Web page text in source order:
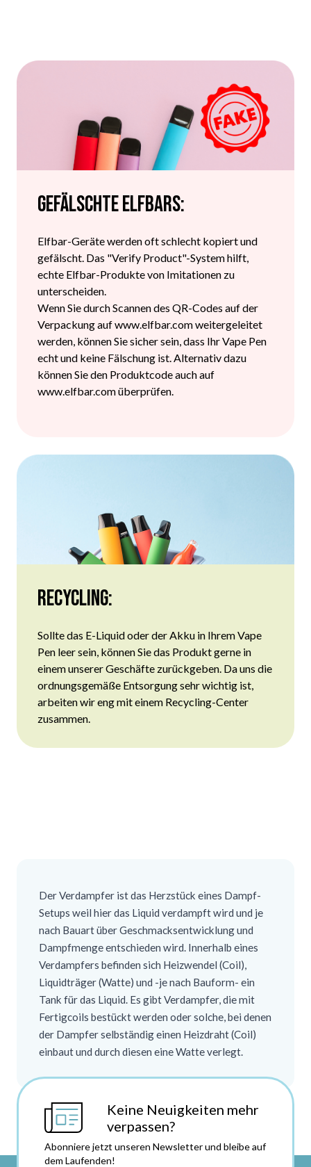
Gefälschte Elfbars:
Elfbar-Geräte werden oft schlecht kopiert und
gefälscht. Das "Verify Product"-System hilft,
echte Elfbar-Produkte von Imitationen zu
unterscheiden.
Wenn Sie durch Scannen des QR-Codes auf der
Verpackung auf www.elfbar.com weitergeleitet
werden, können Sie sicher sein, dass Ihr Vape Pen
echt und keine Fälschung ist. Alternativ dazu
können Sie den Produktcode auch auf
www.elfbar.com überprüfen.
Recycling:
Sollte das E-Liquidoder derAkku in Ihrem Vape
Pen leer sein, können Sie das Produkt gerne in
einem unserer Geschäfte zurückgeben. Da uns die
ordnungsgemäße Entsorgung sehr wichtig ist,
arbeiten wir eng mit einem Recycling-Center
zusammen.
Der Verdampfer ist das Herzstück eines Dampf-
Setups weil hier das Liquid verdampft wird und je
nach Bauart über Geschmacksentwicklung und
Dampfmenge entschieden wird. Innerhalb eines
Verdampfers befinden sich Heizwendel (Coil),
Liquidträger (Watte) und -je nach Bauform- ein
Tank für das Liquid. Es gibt Verdampfer, die mit
Fertigcoils bestückt werden oder solche, bei denen
der Dampfer selbständig einen Heizdraht (Coil)
einbaut und durch diesen eine Watte verlegt.
Keine Neuigkeiten mehr
verpassen?
Abonniere jetzt unseren Newsletter und bleibe auf
dem Laufenden!